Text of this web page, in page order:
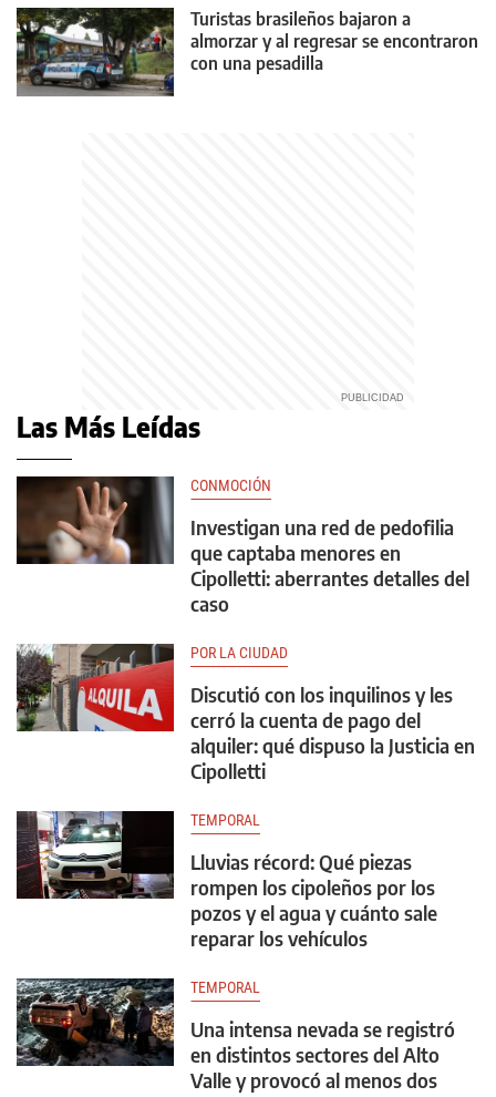
Turistas brasileños bajaron a
almorzar y al regresar se encontraron
con una pesadilla
Las Más Leídas
CONMOCIÓN
Investigan una red de pedofilia
que captaba menores en
Cipolletti: aberrantes detalles del
caso
POR LA CIUDAD
Discutió con los inquilinos y les
cerró la cuenta de pago del
alquiler: qué dispuso la Justicia en
Cipolletti
TEMPORAL
Lluvias récord: Qué piezas
rompen los cipoleños por los
pozos y el agua y cuánto sale
reparar los vehículos
TEMPORAL
Una intensa nevada se registró
en distintos sectores del Alto
Valle y provocó al menos dos